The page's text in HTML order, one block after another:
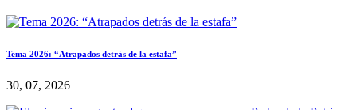
Tema 2026: “Atrapados detrás de la estafa”
30, 07, 2026